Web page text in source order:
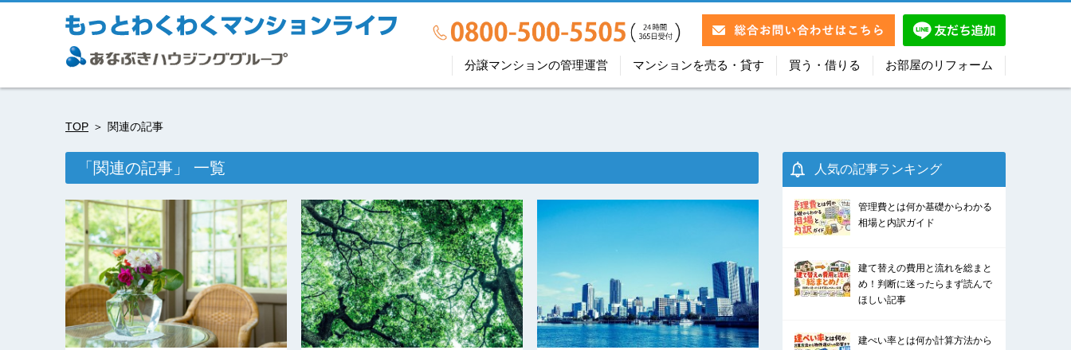
分譲マンションの管理運営 マンションを売る・貸す 買う・借りる お部屋のリフォーム
TOP 関連の記事
「関連の記事」 一覧 人気の記事ランキング
管理費とは何か基礎からわかる
相場と内訳ガイド
建て替えの費用と流れを総まと
め！判断に迷ったらまず読んで
ほしい記事
建ぺい率とは何か計算方法から